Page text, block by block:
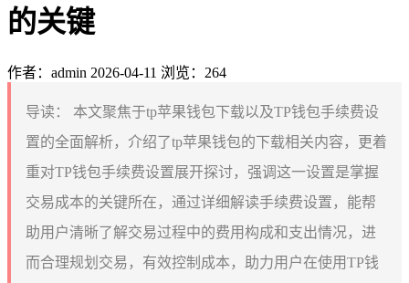
的关键
作者：admin 2026-04-11 浏览：264
导读：
本文聚焦于tp苹果钱包下载以及TP钱包手续费设
置的全面解析，介绍了tp苹果钱包的下载相关内容，更着
重对TP钱包手续费设置展开探讨，强调这一设置是掌握
交易成本的关键所在，通过详细解读手续费设置，能帮
助用户清晰了解交易过程中的费用构成和支出情况，进
而合理规划交易，有效控制成本，助力用户在使用TP钱